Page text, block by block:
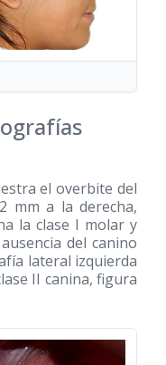
el overbite del
mm a la derecha,
la clase I molar y
del canino
lateral izquierda
II canina, figura